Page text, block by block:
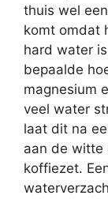
thuis wel
komt omdat
hard water
bepaalde
magnesium
veel water
laat dit na
aan de witte
koffiezet.